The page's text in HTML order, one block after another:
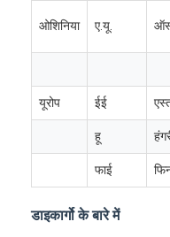
अमेज़ॅन को भेजें
ट्रक माल ढुलाई
ओशिनिया ए.यू.
यूरोप ईई
हू
फाई
डाइकार्गो के बारे में